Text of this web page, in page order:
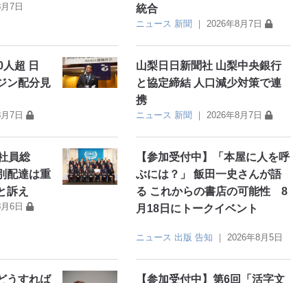
7日
統合
ニュース 新聞 ｜ 2026年8月7日
超 日
ン配分見
7日
山梨日日新聞社 山梨中央銀行
と協定締結 人口減少対策で連
携
ニュース 新聞 ｜ 2026年8月7日
員総
配達は重
訴え
6日
【参加受付中】「本屋に人を呼
ぶには？」 飯田一史さんが語
る これからの書店の可能性 8
月18日にトークイベント
ニュース 出版 告知 ｜2026年8月5日
うすれば 【参加受付中】第6回「活字文